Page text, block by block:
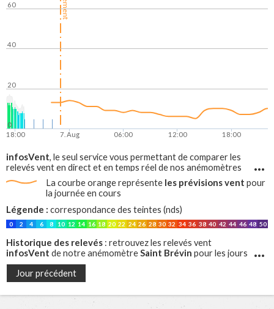
18:00 7. Aug 06:00 12:00 18:00
0
20
40
60
infosVent, le seul service vous permettant de comparer les
relevés vent en direct et en temps réel de nos anémomètres
avec les prévisions vent, sur tout le littoral francais !
La courbe orange représente les prévisions vent pour
la journée en cours
Légende : correspondance des teintes (nds)
0 2 4 6 8 10 12 14 16 18 20 22 24 26 28 30 32 34 36 38 40 42 44 46 48 50
Historique des relevés : retrouvez les relevés vent
infosVent de notre anémomètreSaint Brévin pour les jours
précédents
Jour précédent